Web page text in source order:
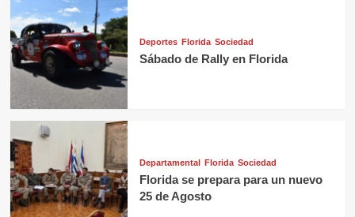
Deportes Florida Sociedad
Sábado de Rally en Florida
Departamental Florida Sociedad
Florida se prepara para un nuevo
25 de Agosto